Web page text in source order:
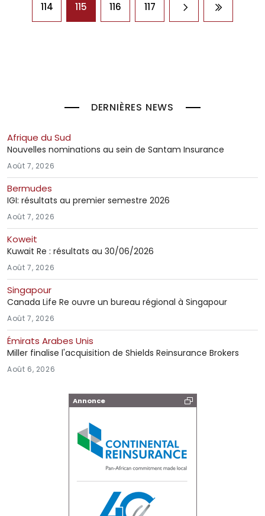
114 115 116 117 Page suivante
Dernière
DERNIÈRES NEWS
Afrique du Sud
Nouvelles nominations au sein de Santam Insurance
Août 7, 2026
Bermudes
IGI: résultats au premier semestre 2026
Août 7, 2026
Koweit
Kuwait Re : résultats au 30/06/2026
Août 7, 2026
Singapour
Canada Life Re ouvre un bureau régional à Singapour
Août 7, 2026
Émirats Arabes Unis
Miller finalise l'acquisition de Shields Reinsurance Brokers
Août 6, 2026
Annonce